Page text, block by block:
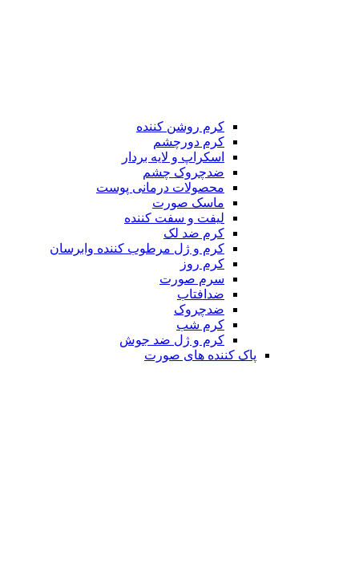
کرم روشن کننده
کرم دورچشم
اسکراپ و لایه بردار
ضدچروک چشم
محصولات درمانی پوست
ماسک صورت
لیفت و سفت کننده
کرم ضد لک
کرم و ژل مرطوب کننده وابرسان
کرم روز
سرم صورت
ضدافتاب
ضدچروک
کرم شب
کرم و ژل ضد جوش
پاک کننده های صورت